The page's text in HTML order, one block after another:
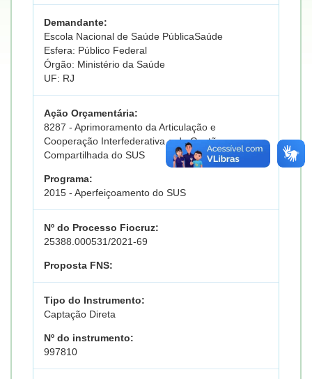
Demandante:
Escola Nacional de Saúde PúblicaSaúde
Esfera: Público Federal
Órgão: Ministério da Saúde
UF: RJ
Ação Orçamentária:
8287 - Aprimoramento da Articulação e
Cooperação Interfederativa e da Gestão
Compartilhada do SUS
Programa:
2015 - Aperfeiçoamento do SUS
Nº do Processo Fiocruz:
25388.000531/2021-69
Proposta FNS:
Tipo do Instrumento:
Captação Direta
Nº do instrumento:
997810